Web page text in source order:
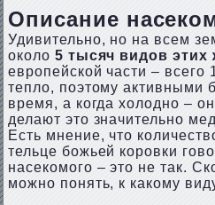
Описание
Удивительно, но на всем
около 5 тысяч видов этих
европейской части –
тепло, поэтому активными
время, а когда холодно –
делают это значительно
Есть мнение, что
тельце божьей коровки
насекомого – это не так.
можно понять, к какому